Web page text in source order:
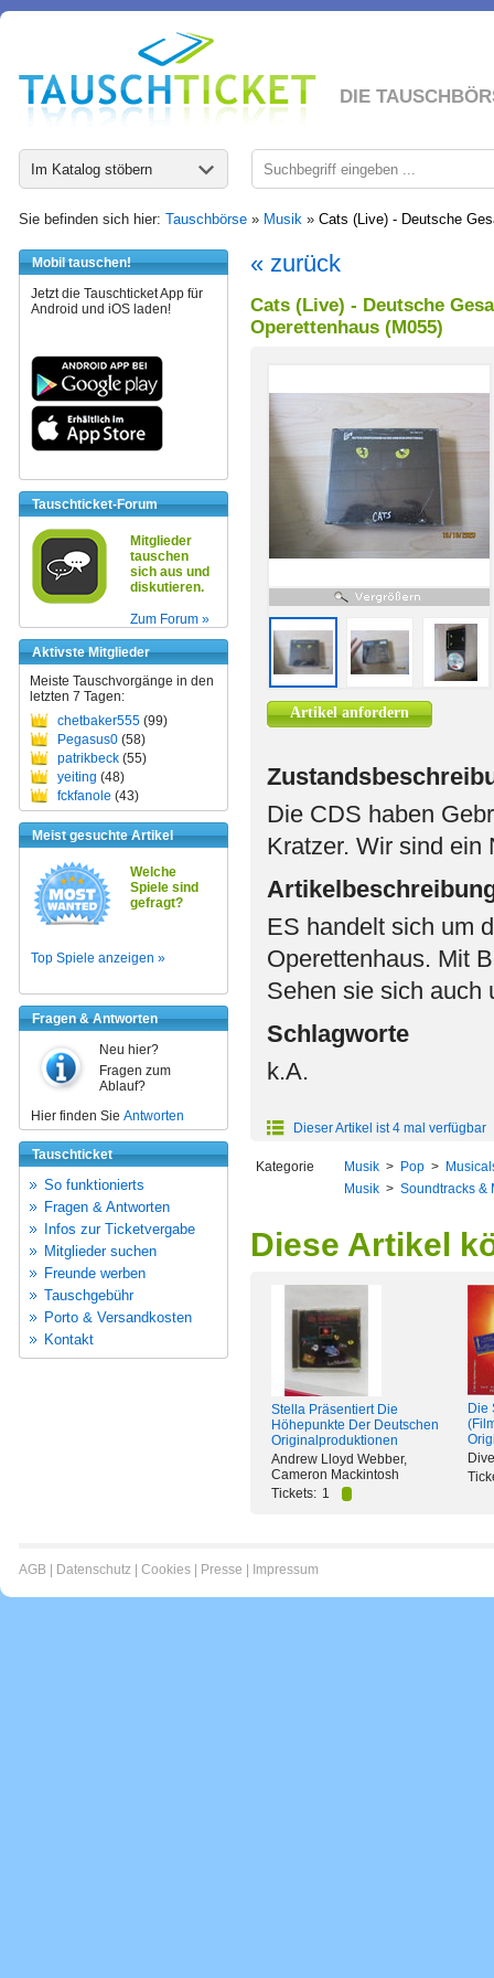
DIE
Im Katalog stöbern
Sie befinden sich hier: Tauschbörse » Musik » Cats (Live) - Deutsche
Mobil tauschen!
Jetzt die Tauschticket App für
Android und iOS laden!
Tauschticket-Forum
Mitglieder
tauschen
sich aus und
diskutieren.
Zum Forum »
Aktivste Mitglieder
Meiste Tauschvorgänge in den
letzten 7 Tagen:
chetbaker555 (99)
Pegasus0 (58)
patrikbeck (55)
yeiting (48)
fckfanole (43)
Meist gesuchte Artikel
Welche
Spiele sind
gefragt?
Top Spiele anzeigen »
Fragen & Antworten
Neu hier?
Fragen zum
Ablauf?
Hier finden Sie Antworten
Tauschticket
So funktionierts
Fragen & Antworten
Infos zur Ticketvergabe
Mitglieder suchen
Freunde werben
Tauschgebühr
Porto & Versandkosten
Kontakt
« zurück
Cats (Live) - Deutsche
Operettenhaus (M055)
Artikel anfordern
Die CDS haben
Kratzer. Wir sind ein
ES handelt sich um
Operettenhaus. Mit
Sehen sie sich auch
Schlagworte
k.A.
Dieser Artikel ist 4 mal verfügbar
Kategorie Musik > Pop >
Musik > Soundtracks &
Diese Artikel
Stella Präsentiert Die
Höhepunkte Der Deutschen
Originalproduktionen
Andrew Lloyd Webber,
Cameron Mackintosh
Tickets: 1
Die
AGB Datenschutz Cookies Presse Impressum